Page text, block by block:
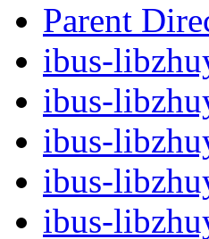
Parent
ibus-
ibus-
ibus-
ibus-
ibus-